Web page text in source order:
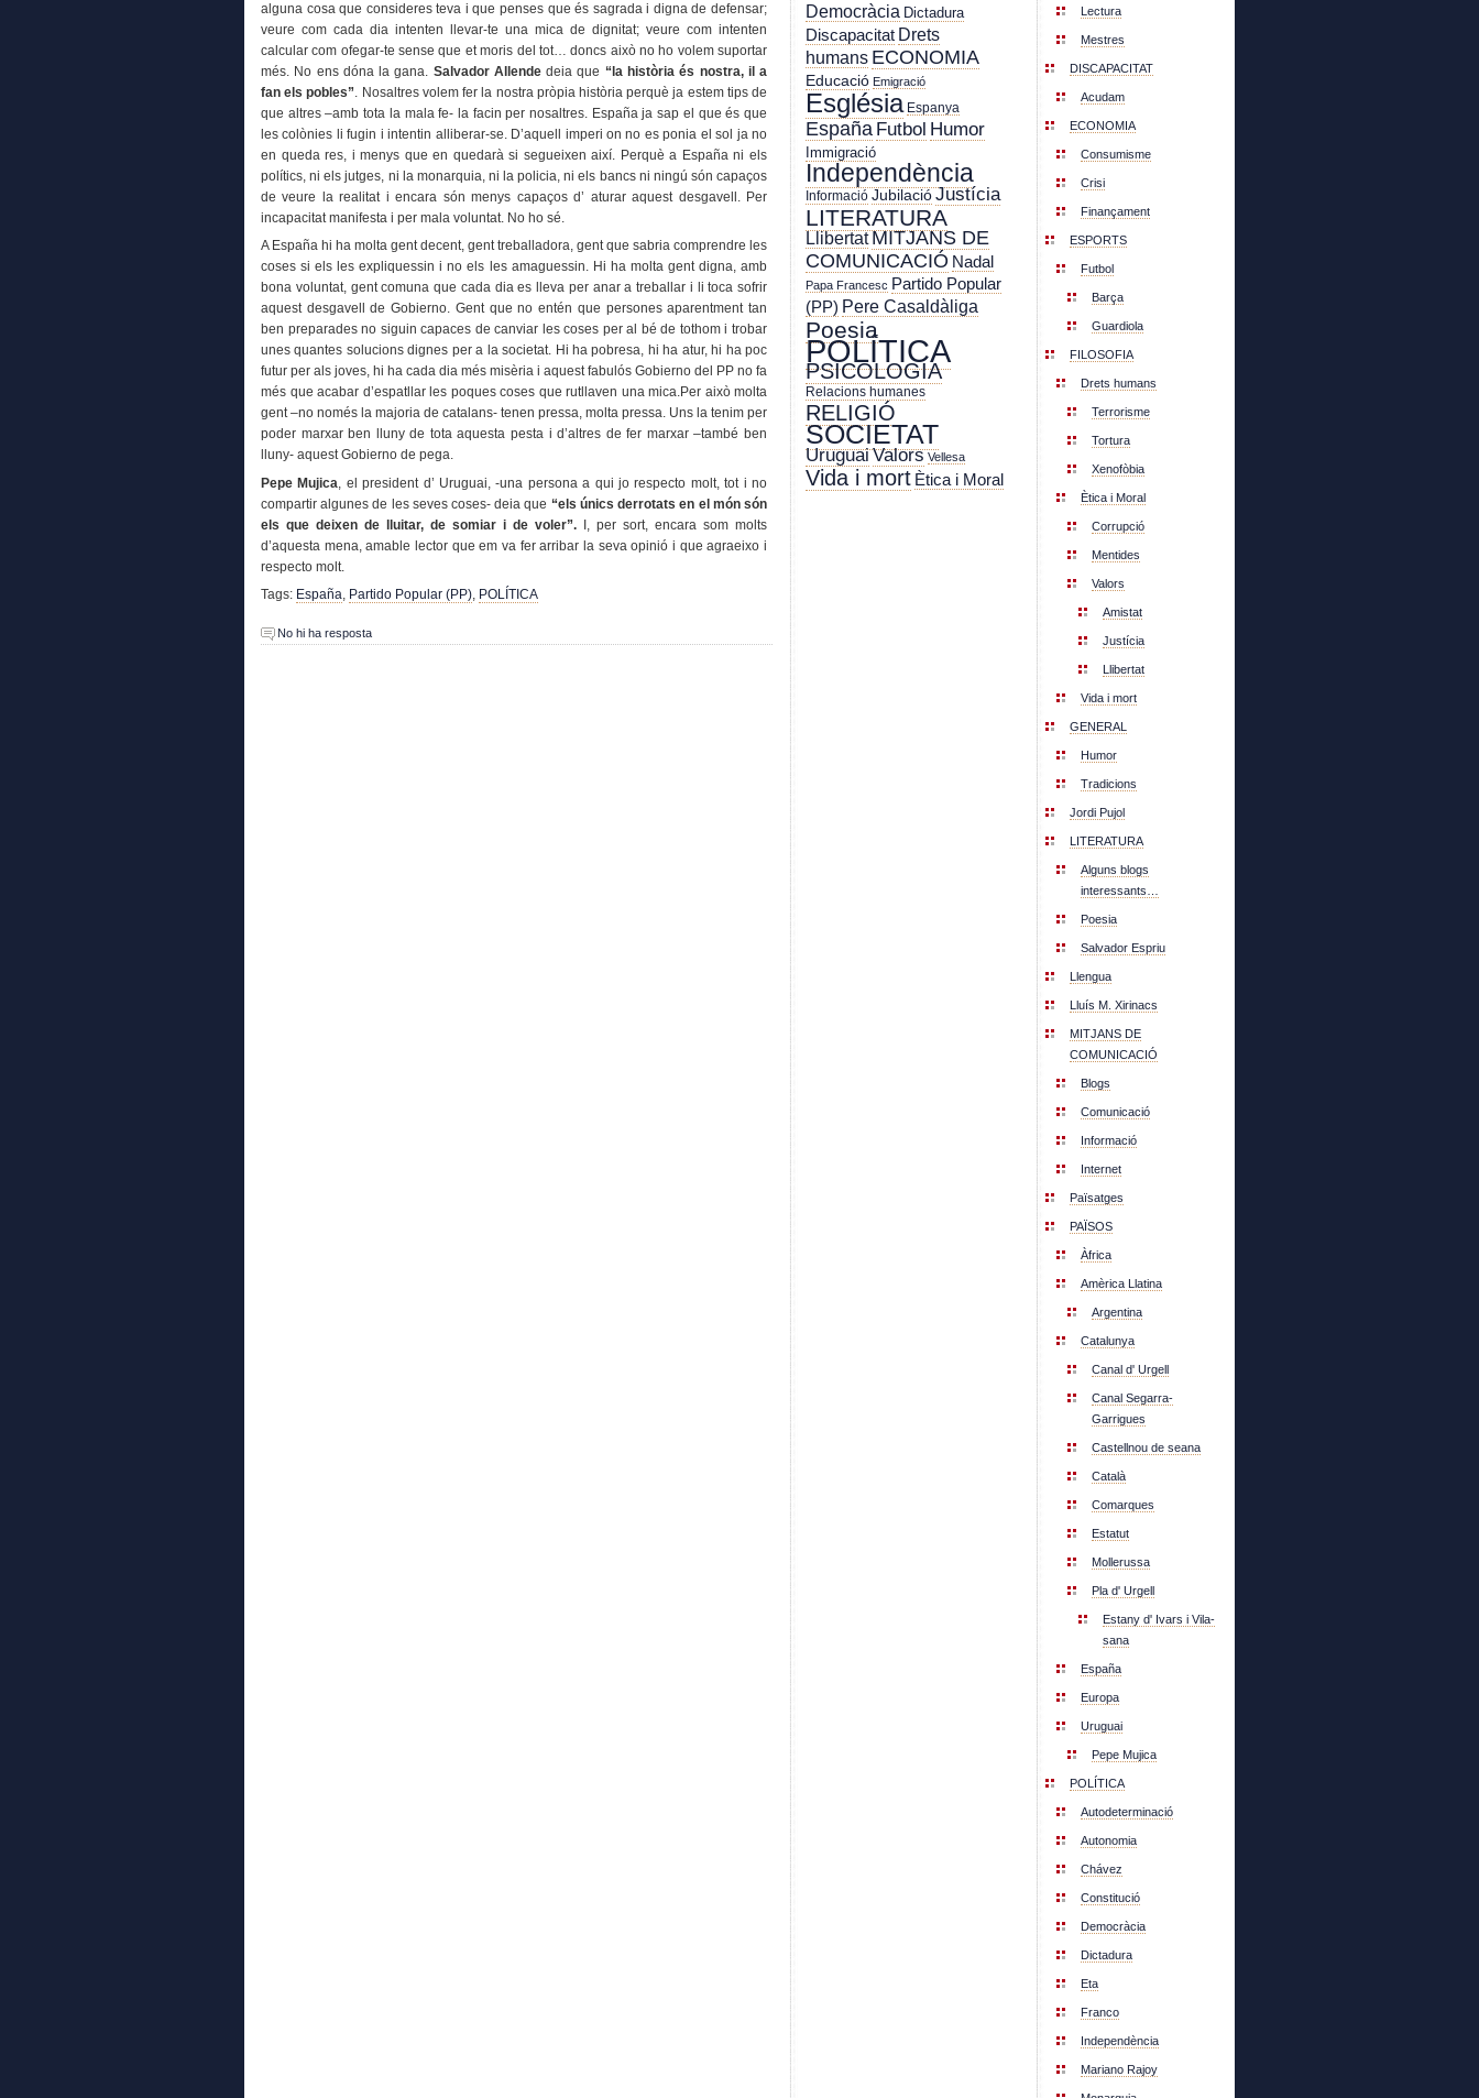
alguna cosa que consideres teva i que penses que és sagrada i digna de defensar;
veure com cada dia intenten llevar-te una mica de dignitat; veure com intenten
calcular com ofegar-te sense que et moris del tot… doncs això no ho volem suportar
més. No ens dóna la gana. Salvador Allendedeia que “la història és nostra, il a
fan els pobles”. Nosaltres volem fer la nostra pròpia història perquè ja estem tips de
que altres –amb tota la mala fe- la facin per nosaltres. España ja sap el que és que
les colònies li fugin i intentin alliberar-se. D’aquell imperi on no es ponia el sol ja no
en queda res, i menys que en quedarà si segueixen així. Perquè a España ni els
polítics, ni els jutges, ni la monarquia, ni la policia, ni els bancs ni ningú són capaços
de veure la realitat i encara són menys capaços d’ aturar aquest desgavell. Per
incapacitat manifesta i per mala voluntat. No ho sé.
A España hi ha molta gent decent, gent treballadora, gent que sabria comprendre les
coses si els les expliquessin i no els les amaguessin. Hi ha molta gent digna, amb
bona voluntat, gent comuna que cada dia es lleva per anar a treballar i li toca sofrir
aquest desgavell de Gobierno. Gent que no entén que persones aparentment tan
ben preparades no siguin capaces de canviar les coses per al bé de tothom i trobar
unes quantes solucions dignes per a la societat. Hi ha pobresa, hi ha atur, hi ha poc
futur per als joves, hi ha cada dia més misèria i aquest fabulós Gobierno del PP no fa
més que acabar d’espatllar les poques coses que rutllaven una mica.Per això molta
gent –no només la majoria de catalans- tenen pressa, molta pressa. Uns la tenim per
poder marxar ben lluny de tota aquesta pesta i d’altres de fer marxar –també ben
lluny- aquest Gobierno de pega.
Pepe Mujica
, el president d’ Uruguai, -una persona a qui jo respecto molt, tot i no
compartir algunes de les seves coses- deia que “els únics derrotats en el món són
els que deixen de lluitar, de somiar i de voler”. I, per sort, encara som molts
d’aquesta mena, amable lector que em va fer arribar la seva opinió i que agraeixo i
respecto molt.
Tags: España Partido Popular (PP) POLÍTICA
No hi ha resposta
Democràcia Dictadura
Discapacitat Drets
humans ECONOMIA
Educació Emigració
Església Espanya
España Futbol Humor
Immigració
Independència
Informació JubilacióJustícia
LITERATURA
LlibertatMITJANS DE
COMUNICACIÓ Nadal
Papa Francesc Partido Popular
(PP) Pere Casaldàliga
Poesia
POLÍTICA
PSICOLOGIA
Relacions humanes
RELIGIÓ
SOCIETAT
Uruguai Valors Vellesa
Vida i mort Ètica i Moral
Lectura
Mestres
DISCAPACITAT
Acudam
ECONOMIA
Consumisme
Crisi
Finançament
ESPORTS
Futbol
Barça
Guardiola
FILOSOFIA
Drets humans
Terrorisme
Tortura
Xenofòbia
Ètica i Moral
Corrupció
Mentides
Valors
Amistat
Justícia
Llibertat
Vida i mort
GENERAL
Humor
Tradicions
Jordi Pujol
LITERATURA
Alguns blogs
interessants…
Poesia
Salvador Espriu
Llengua
Lluís M. Xirinacs
MITJANS DE
COMUNICACIÓ
Blogs
Comunicació
Informació
Internet
Païsatges
PAÏSOS
Àfrica
Amèrica Llatina
Argentina
Catalunya
Canal d' Urgell
Canal Segarra-
Garrigues
Castellnou de seana
Català
Comarques
Estatut
Mollerussa
Pla d' Urgell
Estany d' Ivars i Vila-
sana
España
Europa
Uruguai
Pepe Mujica
POLÍTICA
Autodeterminació
Autonomia
Chávez
Constitució
Democràcia
Dictadura
Eta
Franco
Independència
Mariano Rajoy